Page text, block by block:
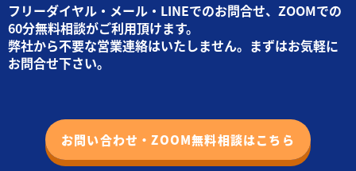
フリーダイヤル・メール・LINEでのお問合せ、ZOOMでの
60分無料相談がご利用頂けます。
弊社から不要な営業連絡はいたしません。まずはお気軽に
お問合せ下さい。
お問い合わせ・ZOOM無料相談はこちら